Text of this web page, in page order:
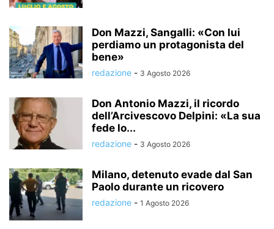
Don Mazzi, Sangalli: «Con lui
perdiamo un protagonista del
bene»
redazione - 3 Agosto 2026
Don Antonio Mazzi, il ricordo
dell’Arcivescovo Delpini: «La sua
fede lo...
redazione - 3 Agosto 2026
Milano, detenuto evade dal San
Paolo durante un ricovero
redazione - 1 Agosto 2026